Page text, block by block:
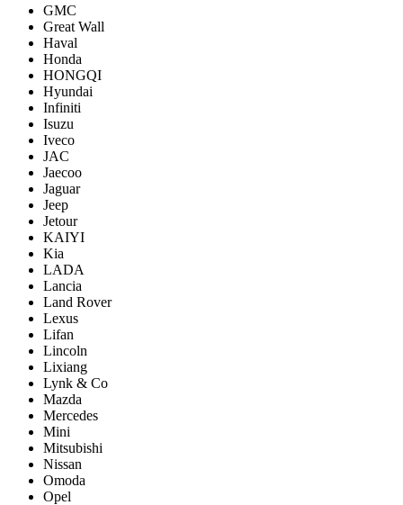
GMC
Great Wall
Haval
Honda
HONGQI
Hyundai
Infiniti
Isuzu
Iveco
JAC
Jaecoo
Jaguar
Jeep
Jetour
KAIYI
Kia
LADA
Lancia
Land Rover
Lexus
Lifan
Lincoln
Lixiang
Lynk & Co
Mazda
Mercedes
Mini
Mitsubishi
Nissan
Omoda
Opel